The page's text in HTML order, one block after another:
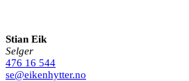
Stian Eik
Selger
476 16 544
se@eikenhytter.no